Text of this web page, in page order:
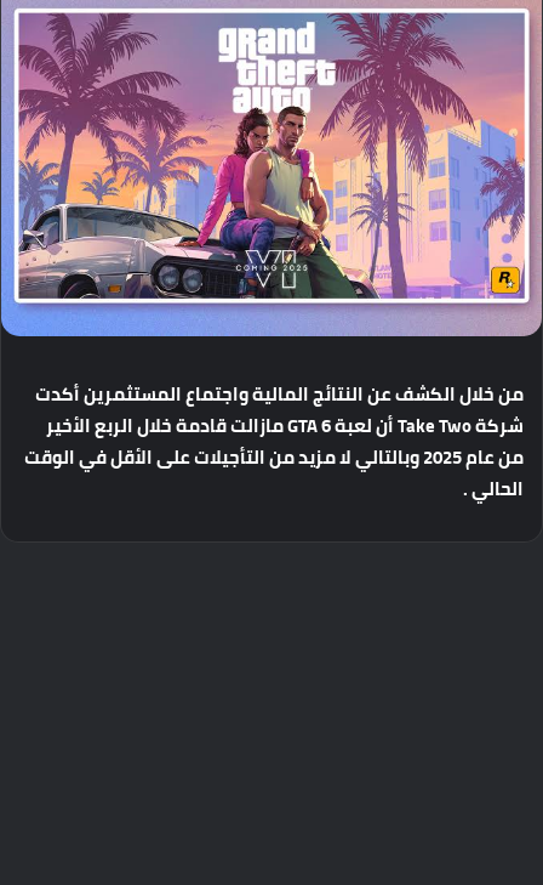
منخلالالكشفعنالنتائجالماليةواجتماعالمستثمرينأكدت
شركة
أنلعبة مازالتقادمةخلالالربعالأخير
منعام2025وبالتاليلامزيدمنالتأجيلاتعلىالأقلفيالوقت
الحالي.